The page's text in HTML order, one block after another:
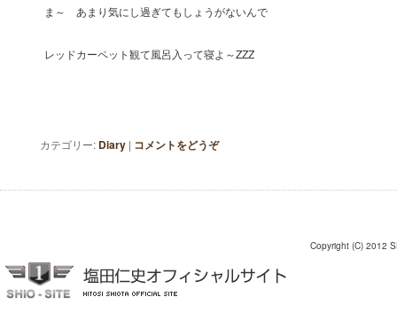
ま～ あまり気にし過ぎてもしょうがないんで
レッドカーペット観て風呂入って寝よ～ZZZ
カテゴリー: Diary | コメントをどうぞ
Copyright (C) 2012